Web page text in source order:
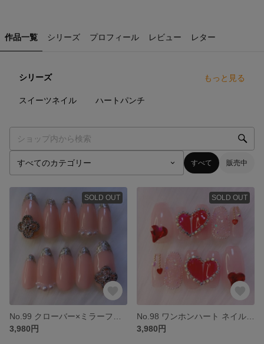
作品一覧 シリーズ プロフィール レビュー レター
シリーズ もっと見る
スイーツネイル ハートパンチ
すべて 販売中
SOLD OUT
3,980円
SOLD OUT
3,980円